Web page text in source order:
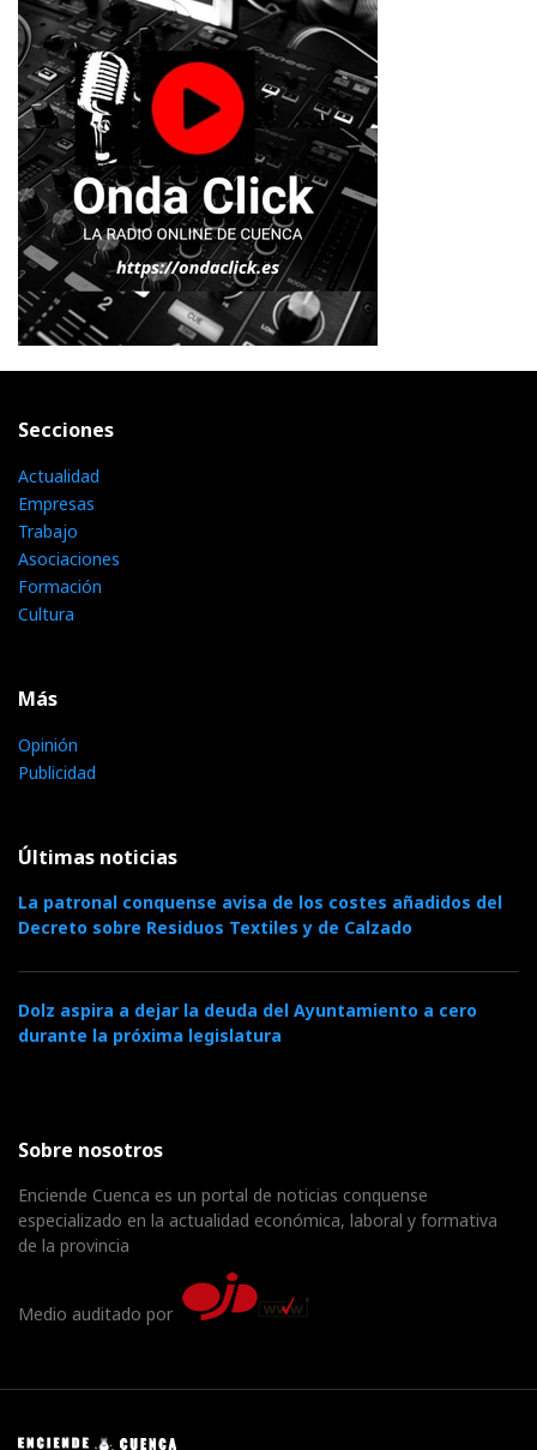
Secciones
Actualidad
Empresas
Trabajo
Asociaciones
Formación
Cultura
Más
Opinión
Publicidad
Últimas noticias
La patronal conquense avisa de los costes añadidos del
Decreto sobre Residuos Textiles y de Calzado
Dolz aspira a dejar la deuda del Ayuntamiento a cero
durante la próxima legislatura
Sobre nosotros
Enciende Cuenca es un portal de noticias conquense
especializado en la actualidad económica, laboral y formativa
de la provincia
Medio auditado por